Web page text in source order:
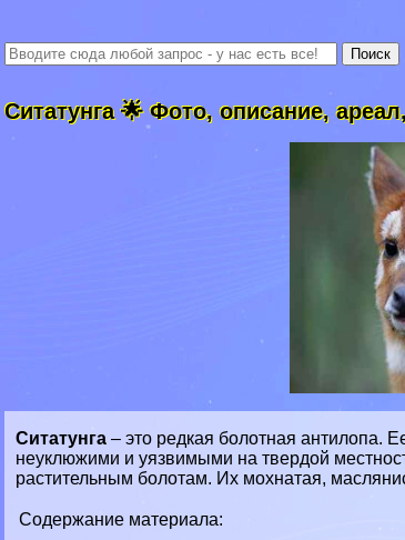
Ситатунга 🌟 Фото, описание,
Ситатунга – это редкая болотная антилопа.
неуклюжими и уязвимыми на твердой
растительным болотам. Их мохнатая,
Содержание материала: